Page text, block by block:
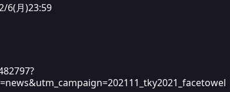
6(月)23:59